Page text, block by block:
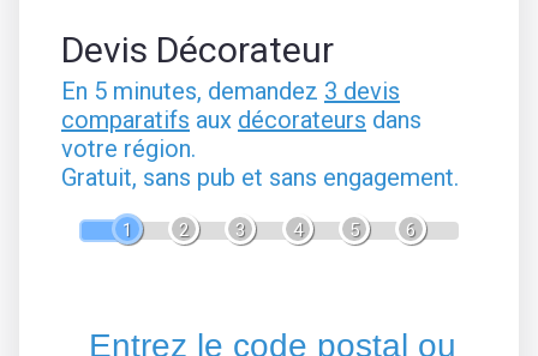
Devis Décorateur
En 5 minutes, demandez 3 devis
comparatifs aux décorateurs dans
votre région.
Gratuit, sans pub et sans engagement.
1 2 3 4 5 6
Entrez le code postal ou